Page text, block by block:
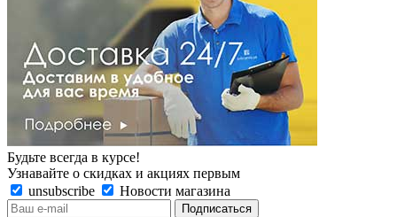
Будьте всегда в курсе!
Узнавайте о скидках и акциях первым
unsubscribe
Новости магазина